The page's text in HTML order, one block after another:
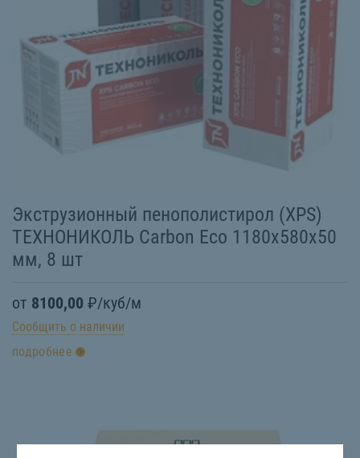
Экструзионный пенополистирол (XPS)
ТЕХНОНИКОЛЬ Carbon Eco 1180х580х50
мм, 8 шт
от 8100,00 ₽/куб/м
Сообщить о наличии
подробнее